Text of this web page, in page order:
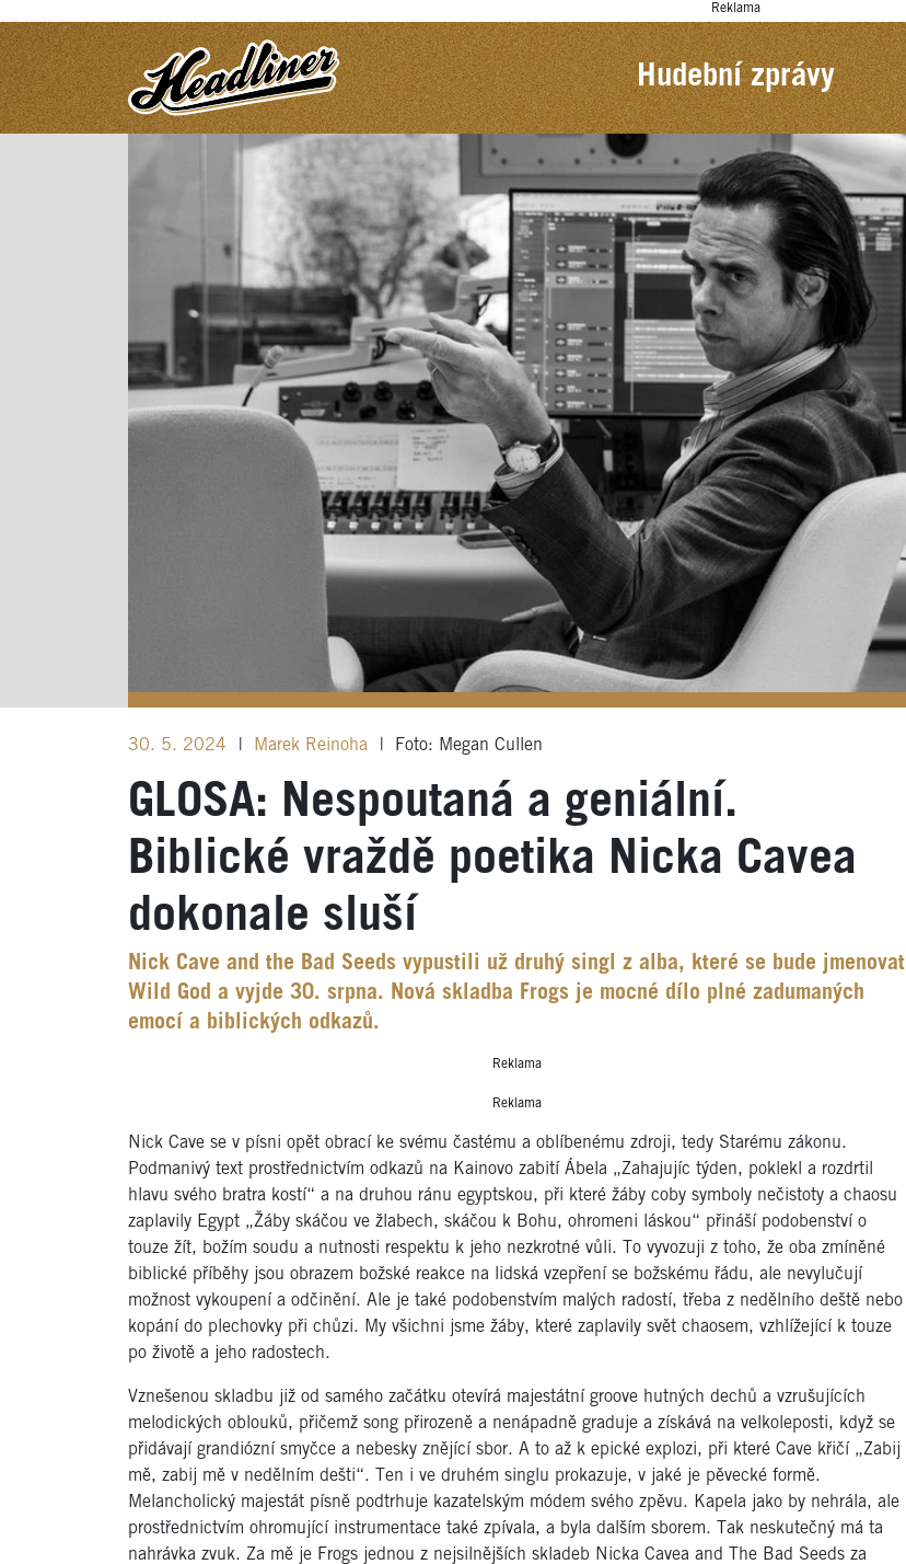
Reklama
Hudební zprávy
30. 5. 2024 Marek Reinoha Foto: Megan Cullen
GLOSA: Nespoutaná a geniální.
Biblické vraždě poetika Nicka Cavea
dokonale sluší
Nick Cave and the Bad Seeds vypustili už druhý singl z alba, které se bude jmenovat
Wild God a vyjde 30. srpna. Nová skladba Frogs je mocné dílo plné zadumaných
emocí a biblických odkazů.
Reklama
Reklama
Nick Cave se v písni opět obrací ke svému častému a oblíbenému zdroji, tedy Starému zákonu.
Podmanivý text prostřednictvím odkazů na Kainovo zabití Ábela „Zahajujíc týden, poklekl a rozdrtil
hlavu svého bratra kostí“ a na druhou ránu egyptskou, při které žáby coby symboly nečistoty a chaosu
zaplavily Egypt „Žáby skáčou ve žlabech, skáčou k Bohu, ohromeni láskou“ přináší podobenství o
touze žít, božím soudu a nutnosti respektu k jeho nezkrotné vůli. To vyvozuji z toho, že oba zmíněné
biblické příběhy jsou obrazem božské reakce na lidská vzepření se božskému řádu, ale nevylučují
možnost vykoupení a odčinění. Ale je také podobenstvím malých radostí, třeba z nedělního deště nebo
kopání do plechovky při chůzi. My všichni jsme žáby, které zaplavily svět chaosem, vzhlížející k touze
po životě a jeho radostech.
Vznešenou skladbu již od samého začátku otevírá majestátní groove hutných dechů a vzrušujících
melodických oblouků, přičemž song přirozeně a nenápadně graduje a získává na velkoleposti, když se
přidávají grandiózní smyčce a nebesky znějící sbor. A to až k epické explozi, při které Cave křičí „Zabij
mě, zabij mě v nedělním dešti“. Ten i ve druhém singlu prokazuje, v jaké je pěvecké formě.
Melancholický majestát písně podtrhuje kazatelským módem svého zpěvu. Kapela jako by nehrála, ale
prostřednictvím ohromující instrumentace také zpívala, a byla dalším sborem. Tak neskutečný má ta
nahrávka zvuk. Za mě je Frogs jednou z nejsilnějších skladeb Nicka Cavea and The Bad Seeds za